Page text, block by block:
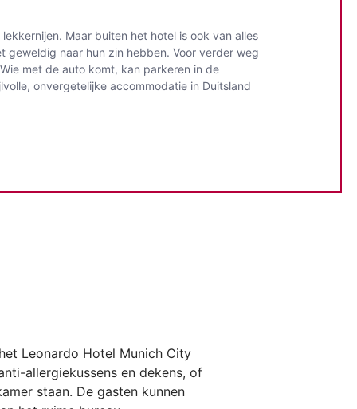
Maar buiten het hotel is ook van alles
geweldig naar hun zin hebben. Voor verder weg
met de auto komt, kan parkeren in de
onvergetelijke accommodatie in Duitsland
Leonardo Hotel Munich City
allergiekussens en dekens, of
staan. De gasten kunnen